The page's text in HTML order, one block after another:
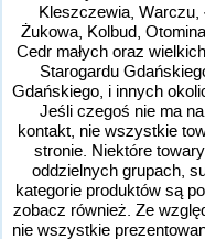
Kleszczewia, Warczu,
Żukowa, Kolbud,
Cedr małych oraz
Starogardu
Gdańskiego, i innych
Jeśli czegoś nie ma
kontakt, nie wszystkie
stronie. Niektóre
oddzielnych grupach,
kategorie produktów są
zobacz również. Ze
nie wszystkie